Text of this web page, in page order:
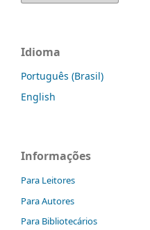
Idioma
Português (Brasil)
English
Informações
Para Leitores
Para Autores
Para Bibliotecários